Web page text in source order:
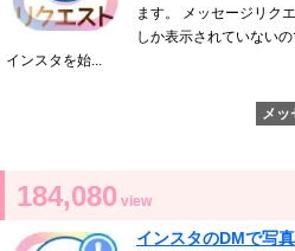
ます。 メッセージリク
しか表示されていない
インスタを始...
メッ
184,080 view
インスタのDMで写